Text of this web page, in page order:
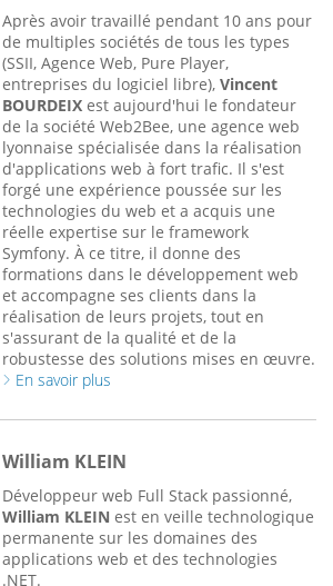
Après avoir travaillé pendant 10 ans pour
de multiples sociétés de tous les types
(SSII, Agence Web, Pure Player,
entreprises du logiciel libre), Vincent
BOURDEIX est aujourd'hui le fondateur
de la société Web2Bee, une agence web
lyonnaise spécialisée dans la réalisation
d'applications web à fort trafic. Il s'est
forgé une expérience poussée sur les
technologies du web et a acquis une
réelle expertise sur le framework
Symfony. À ce titre, il donne des
formations dans le développement web
et accompagne ses clients dans la
réalisation de leurs projets, tout en
s'assurant de la qualité et de la
robustesse des solutions mises en œuvre.
En savoir plus
William KLEIN
Développeur web Full Stack passionné,
William KLEIN est en veille technologique
permanente sur les domaines des
applications web et des technologies
.NET.